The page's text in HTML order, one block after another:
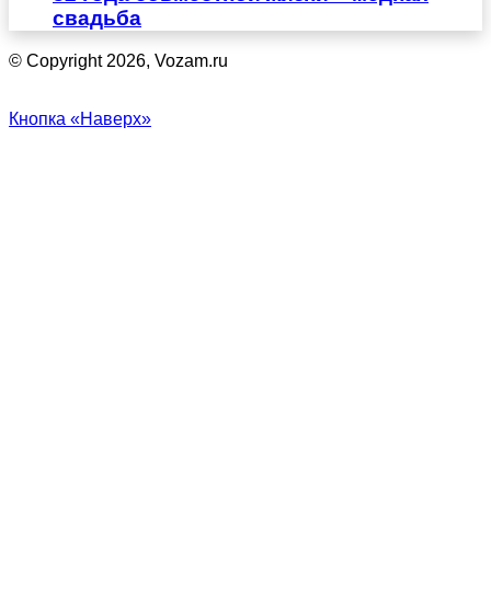
свадьба
© Copyright 2026, Vozam.ru
Кнопка «Наверх»